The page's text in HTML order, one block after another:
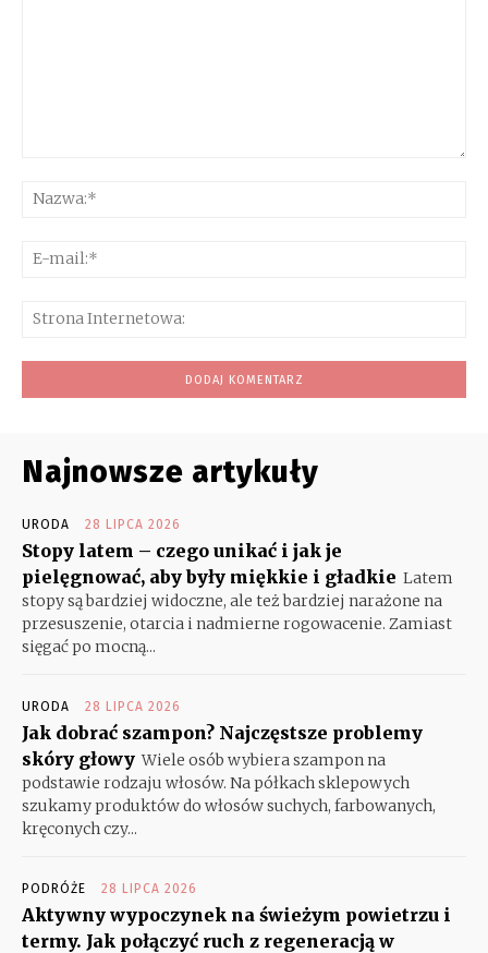
Najnowsze artykuły
URODA 28 LIPCA 2026
Stopy latem – czego unikać i jak je
pielęgnować, aby były miękkie i gładkie Latem
stopy są bardziej widoczne, ale też bardziej narażone na
przesuszenie, otarcia i nadmierne rogowacenie. Zamiast
sięgać po mocną...
URODA 28 LIPCA 2026
Jak dobrać szampon? Najczęstsze problemy
skóry głowy Wiele osób wybiera szampon na
podstawie rodzaju włosów. Na półkach sklepowych
szukamy produktów do włosów suchych, farbowanych,
kręconych czy...
PODRÓŻE 28 LIPCA 2026
Aktywny wypoczynek na świeżym powietrzu i
termy. Jak połączyć ruch z regeneracją w